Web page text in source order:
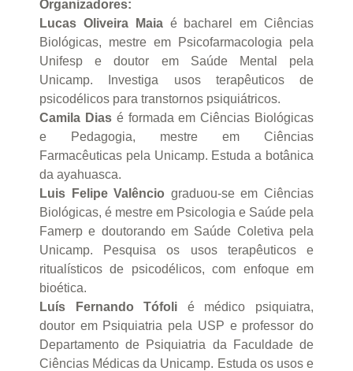
Organizadores:
Lucas Oliveira Maiaé bacharel em Ciências
Biológicas, mestre em Psicofarmacologia pela
Unifesp e doutor em Saúde Mental pela
Unicamp. Investiga usos terapêuticos de
psicodélicos para transtornos psiquiátricos.
Camila Diasé formada em Ciências Biológicas
e Pedagogia, mestre em Ciências
Farmacêuticas pela Unicamp. Estuda a botânica
da ayahuasca.
Luis Felipe Valêncio graduou-se em Ciências
Biológicas, é mestre em Psicologia e Saúde pela
Famerp e doutorando em Saúde Coletiva pela
Unicamp. Pesquisa os usos terapêuticos e
ritualísticos de psicodélicos, com enfoque em
bioética.
Luís Fernando Tófoli é médico psiquiatra,
doutor em Psiquiatria pela USP e professor do
Departamento de Psiquiatria da Faculdade de
Ciências Médicas da Unicamp. Estuda os usos e